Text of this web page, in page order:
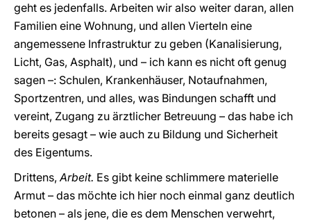
geht es jedenfalls. Arbeiten wir also weiter daran, allen
Familien eine Wohnung, und allen Vierteln eine
angemessene Infrastruktur zu geben (Kanalisierung,
Licht, Gas, Asphalt), und – ich kann es nicht oft genug
sagen –: Schulen, Krankenhäuser, Notaufnahmen,
Sportzentren, und alles, was Bindungen schafft und
vereint, Zugang zu ärztlicher Betreuung – das habe ich
bereits gesagt – wie auch zu Bildung und Sicherheit
des Eigentums.
Drittens,Arbeit. Es gibt keine schlimmere materielle
Armut – das möchte ich hier noch einmal ganz deutlich
betonen – als jene, die es dem Menschen verwehrt,